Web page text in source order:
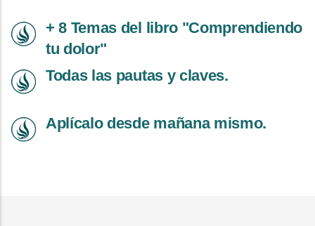
+ 8 Temas del libro "Comprendiendo
tu dolor"
Todas las pautas y claves.
Aplícalo desde mañana mismo.